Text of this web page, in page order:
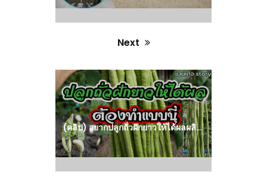
Next
Next
post:
(คลิป) อยากปลูกถั่วฝักยาวให้ได้ผลผลิตดี ต้องทำแบบนี้..นะจ๊ะ!! : วีดีโอ เกษตร